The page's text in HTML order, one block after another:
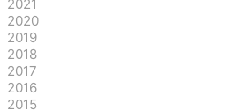
2021
2020
2019
2018
2017
2016
2015